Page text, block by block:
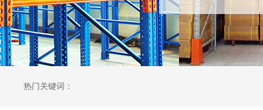
热门关键词：